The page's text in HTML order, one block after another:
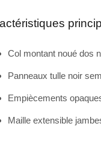
Col montant noué dos
Panneaux tulle noir
Empiècements
Maille extensible